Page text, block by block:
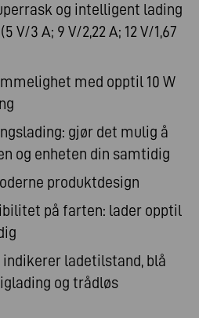
og intelligent lading
V/3 A; 9 V/2,22 A; 12 V/1,67
med opptil 10 W
gjør det mulig å
og enheten din samtidig
produktdesign
på farten: lader opptil
ladetilstand, blå
og trådløs